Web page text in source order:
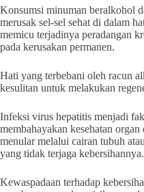
Konsumsi minuman beralkohol
merusak sel-sel sehat di dalam
memicu terjadinya peradangan
pada kerusakan permanen.
Hati yang terbebani oleh racun
kesulitan untuk melakukan
Infeksi virus hepatitis menjadi
membahayakan kesehatan
menular melalui cairan tubuh
yang tidak terjaga kebersihannya.
Kewaspadaan terhadap